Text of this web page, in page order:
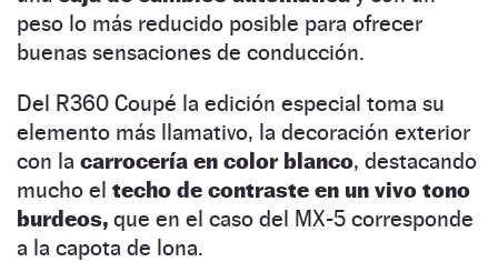
peso lo más reducido posible para ofrecer
buenas sensaciones de conducción.
Del R360 Coupé la edición especial toma su
elemento más llamativo, la decoración exterior
con la carrocería en color blanco, destacando
mucho el techo de contraste en un vivo tono
burdeos, que en el caso del MX-5 corresponde
a la capota de lona.